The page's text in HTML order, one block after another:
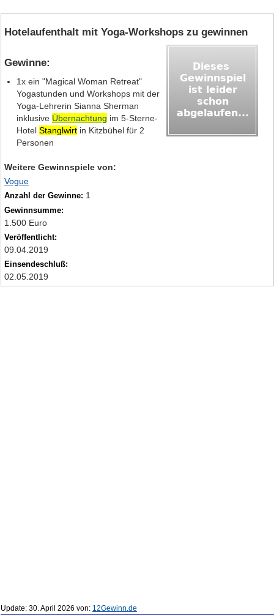
Hotelaufenthalt mit Yoga-Workshops zu gewinnen
Gewinne:
1x ein "Magical Woman Retreat"
Yogastunden und Workshops mit der
Yoga-Lehrerin Sianna Sherman
inklusive Übernachtung im 5-Sterne-
Hotel Stanglwirt in Kitzbühel für 2
Personen
Weitere Gewinnspiele von:
Vogue
Anzahl der Gewinne: 1
Gewinnsumme:
1.500 Euro
Veröffentlicht:
09.04.2019
Einsendeschluß:
02.05.2019
Update: 30. April 2026 von: 12Gewinn.de